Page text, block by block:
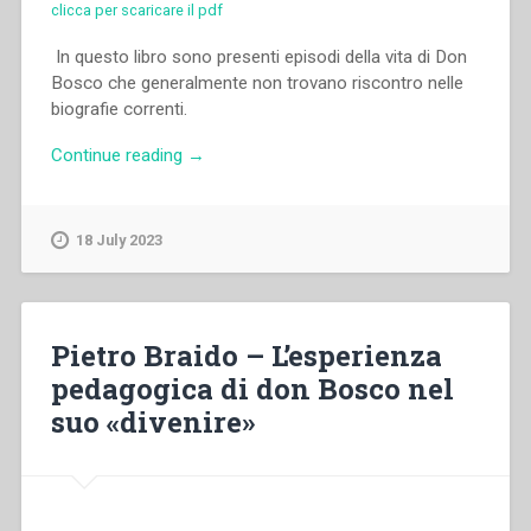
clicca per scaricare il pdf
In questo libro sono presenti episodi della vita di Don
Bosco che generalmente non trovano riscontro nelle
biografie correnti.
Continue reading “Pietro
inedite”
→
18 July 2023
Pietro Braido – L’esperienza
pedagogica di don Bosco nel
suo «divenire»